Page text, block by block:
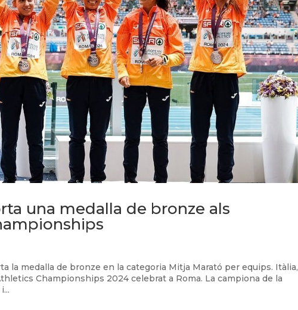
una medalla de bronze als
la medalla de bronze en la categoria Mitja Marató per equips. Itàlia,
Championships 2024 celebrat a Roma. La campiona de la